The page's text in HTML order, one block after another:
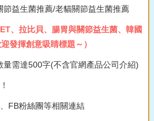
益生菌推薦/老貓關節益生菌推薦
、拉比貝、腸胃與關節益生菌、韓國
發揮創意吸睛標題～）
需達500字(不含官網產品公司介紹)
FB粉絲團等相關連結